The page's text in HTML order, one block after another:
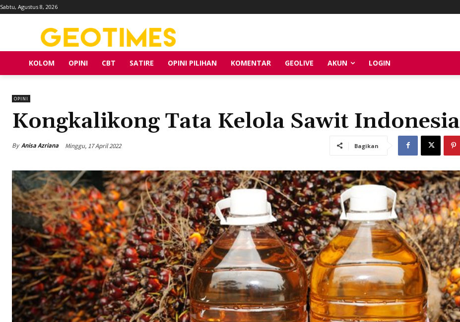
Sabtu, Agustus 8, 2026
KOLOM OPINI CBT SATIRE OPINI PILIHAN KOMENTAR GEOLIVE AKUN LOGIN
OPINI
Kongkalikong Tata Kelola Sawit Indonesia
By Anisa Azriana Minggu, 17 April 2022 Bagikan